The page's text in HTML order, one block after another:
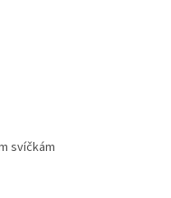
svíčkám